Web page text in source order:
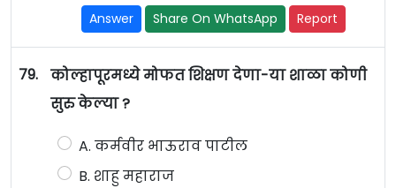
Answer Share On WhatsApp Report
79.
कोल्हापूरमध्ये मोफत शिक्षण देणा-या शाळा कोणी
सुरु केल्या ?
A. कर्मवीर भाऊराव पाटील
B. शाहु महाराज